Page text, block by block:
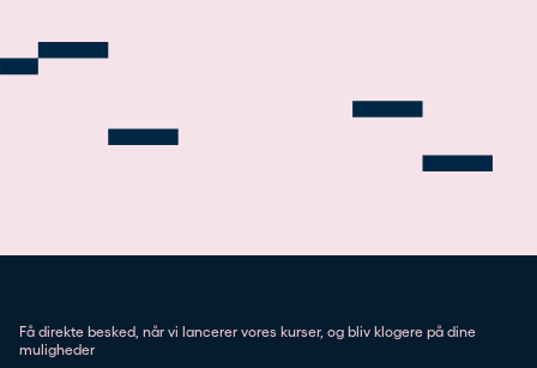
Få direkte besked, når vi lancerer vores kurser, og bliv klogere på dine
muligheder